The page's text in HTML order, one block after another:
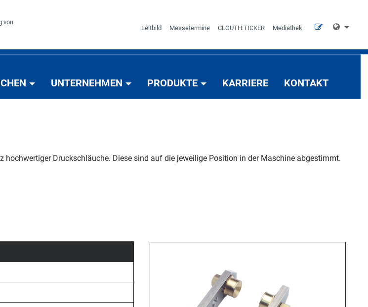
von
Leitbild Messetermine CLOUTH:TICKER Mediathek
UNTERNEHMEN PRODUKTE KARRIERE KONTAKT
Druckschläuche. Diese sind auf die jeweilige Position in der Maschine abgestimmt.